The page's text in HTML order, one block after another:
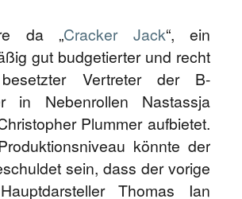
da „Cracker Jack“, ein
gut budgetierter und recht
Vertreter der B-
in Nebenrollen Nastassja
Plummer aufbietet.
könnte der
sein, dass der vorige
Thomas Ian